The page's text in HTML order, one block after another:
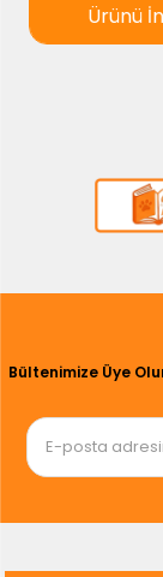
Ürünü
Bültenimize Üye